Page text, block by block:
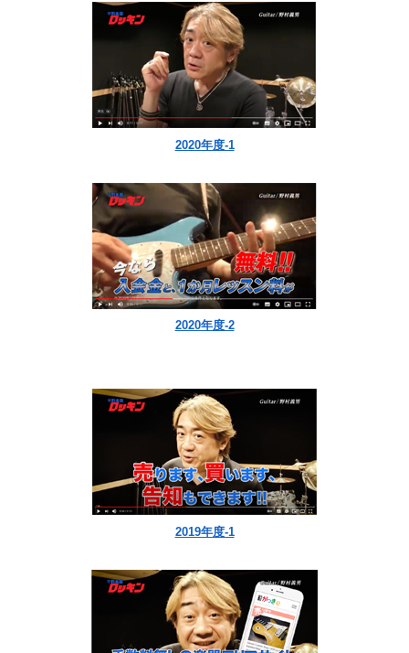
2020年度-1
2020年度-2
2019年度-1